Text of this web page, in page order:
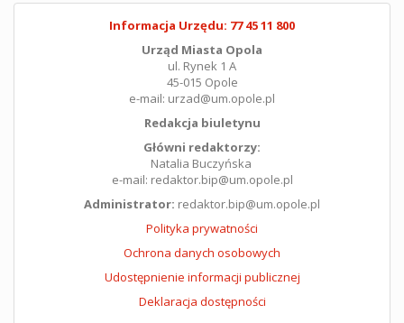
Informacja Urzędu: 77 45 11 800
Urząd Miasta Opola
ul. Rynek 1 A
45-015 Opole
e-mail: urzad@um.opole.pl
Redakcja biuletynu
Główni redaktorzy:
Natalia Buczyńska
e-mail: redaktor.bip@um.opole.pl
Administrator: redaktor.bip@um.opole.pl
Polityka prywatności
Ochrona danych osobowych
Udostępnienie informacji publicznej
Deklaracja dostępności